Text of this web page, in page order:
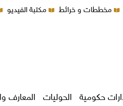
مخططات و خرائط مكتبة الفيديو
حكومية الحوليات المعارف